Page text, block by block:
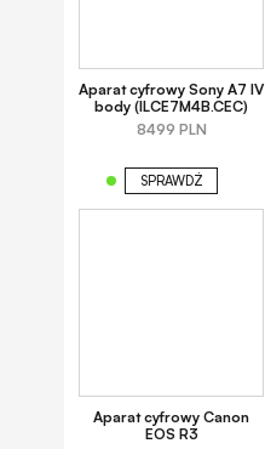
Aparat cyfrowy Sony A7 IV
body (ILCE7M4B.CEC)
8499 PLN
SPRAWDŹ
Aparat cyfrowy Canon
EOS R3